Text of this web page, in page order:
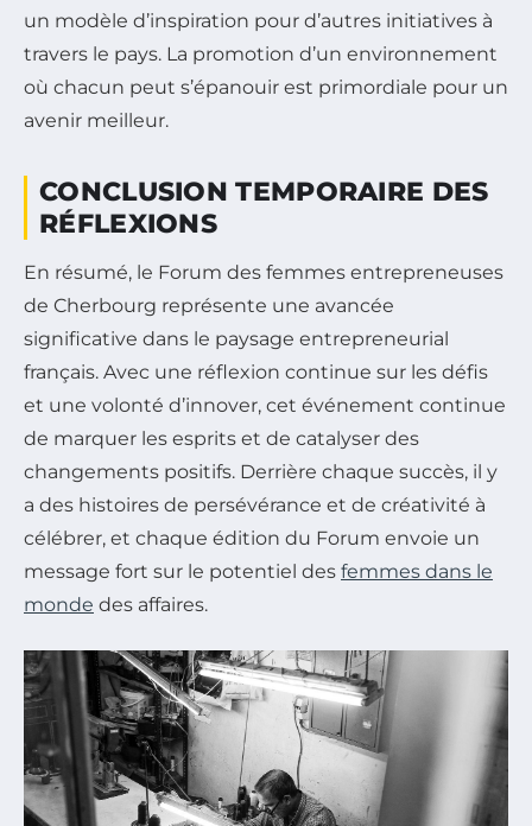
un modèle d’inspiration pour d’autres initiatives à
travers le pays. La promotion d’un environnement
où chacun peut s’épanouir est primordiale pour un
avenir meilleur.
CONCLUSION TEMPORAIRE DES
RÉFLEXIONS
En résumé, le Forum des femmes entrepreneuses
de Cherbourg représente une avancée
significative dans le paysage entrepreneurial
français. Avec une réflexion continue sur les défis
et une volonté d’innover, cet événement continue
de marquer les esprits et de catalyser des
changements positifs. Derrière chaque succès, il y
a des histoires de persévérance et de créativité à
célébrer, et chaque édition du Forum envoie un
message fort sur le potentiel des femmes dans le
monde des affaires.